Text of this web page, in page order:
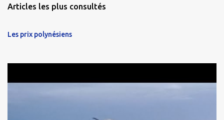
Articles les plus consultés
Les prix polynésiens